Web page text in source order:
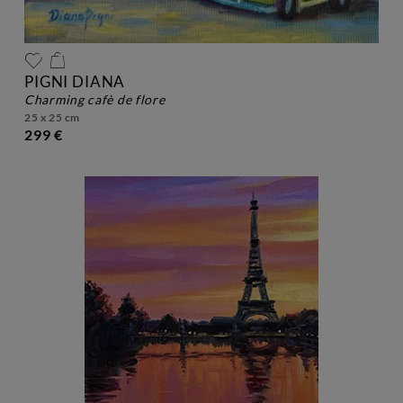
PIGNI DIANA
charming cafè de flore
25 x 25 cm
299 €